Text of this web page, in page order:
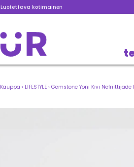
Luotettava kotimainen
Kauppa › LIFESTYLE › Gemstone Yoni Kivi Nefriittijade